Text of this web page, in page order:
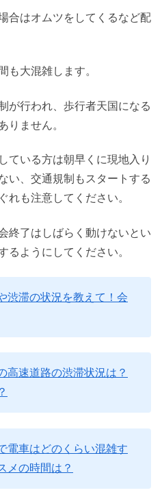
合はオムツをしてくるなど配
も大混雑します。
が行われ、歩行者天国になる
りません。
ている方は朝早くに現地入り
い、交通規制もスタートする
れも注意してください。
終了はしばらく動けないとい
るようにしてください。
渋滞の状況を教えて！会
高速道路の渋滞状況は？
電車はどのくらい混雑す
メの時間は？